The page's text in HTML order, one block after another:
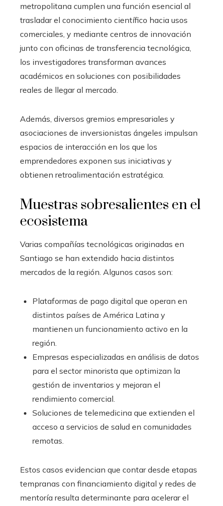
metropolitana cumplen una función esencial al
trasladar el conocimiento científico hacia usos
comerciales, y mediante centros de innovación
junto con oficinas de transferencia tecnológica,
los investigadores transforman avances
académicos en soluciones con posibilidades
reales de llegar al mercado.
Además, diversos gremios empresariales y
asociaciones de inversionistas ángeles impulsan
espacios de interacción en los que los
emprendedores exponen sus iniciativas y
obtienen retroalimentación estratégica.
Muestras sobresalientes en el
ecosistema
Varias compañías tecnológicas originadas en
Santiago se han extendido hacia distintos
mercados de la región. Algunos casos son:
Plataformas de pago digital que operan en
distintos países de América Latina y
mantienen un funcionamiento activo en la
región.
Empresas especializadas en análisis de datos
para el sector minorista que optimizan la
gestión de inventarios y mejoran el
rendimiento comercial.
Soluciones de telemedicina que extienden el
acceso a servicios de salud en comunidades
remotas.
Estos casos evidencian que contar desde etapas
tempranas con financiamiento digital y redes de
mentoría resulta determinante para acelerar el